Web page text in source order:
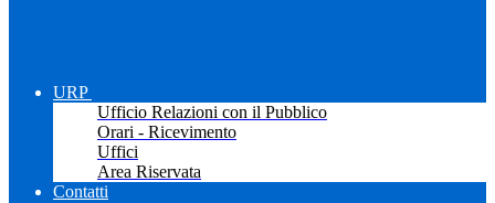
URP
Ufficio Relazioni con il Pubblico
Orari - Ricevimento
Uffici
Area Riservata
Contatti